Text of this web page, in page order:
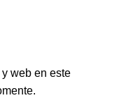
web en este